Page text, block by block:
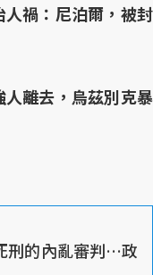
禍：尼泊爾，被封
離去，烏茲別克暴
刑的內亂審判…政